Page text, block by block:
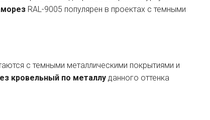
RAL-9005 популярен в проектах с темными
с темными металлическими покрытиями и
кровельный по металлуданного оттенка